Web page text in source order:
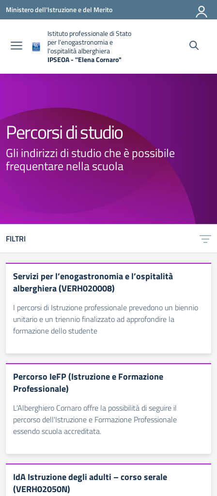
Vai ai contenuti
Vai al menu di navigazione
Vai al footer
Ministero dell'Istruzione e del Merito
Istituto professionale di Stato
per l'enogastronomia e
l'ospitalità alberghiera
IPSEOA - ''Elena Cornaro"
Percorsi di studio
Gli indirizzi di studio che è possibile
frequentare nella scuola
FILTRI
Servizi per l’enogastronomia e l’ospitalità
alberghiera (VERH020008)
I percorsi di Istruzione professionale prevedono un biennio
unitario e un triennio finalizzato ad approfondire la
formazione dello studente
Percorso IeFP (Istruzione e Formazione
Professionale)
L'Alberghiero Cornaro offre la possibilità di seguire il
percorso dell'Istruzione e Formazione Professionale
essendo scuola accreditata.
IdA Istruzione degli adulti – corso serale
(VERH02050N)